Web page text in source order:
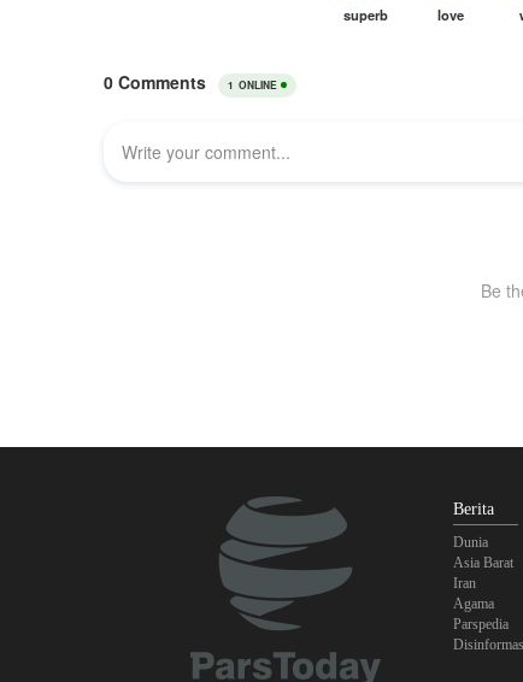
Berita
Dunia
Asia Barat
Iran
Agama
Parspedia